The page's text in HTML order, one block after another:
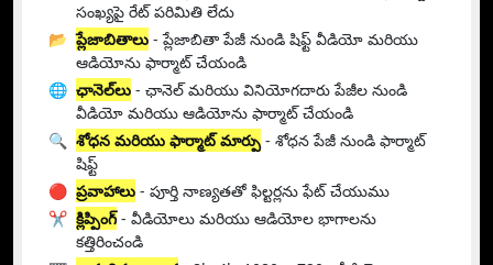
సంఖ్యపై రేట్ పరిమితి లేదు
📂 ప్లేజాబితాలు - ప్లేజాబితా పేజీ నుండి షిఫ్ట్ వీడియో మరియు
ఆడియోను ఫార్మాట్ చేయండి
🌐 ఛానెల్‌లు - ఛానెల్ మరియు వినియోగదారు పేజీల నుండి
వీడియో మరియు ఆడియోను ఫార్మాట్ చేయండి
🔍 శోధన మరియు ఫార్మాట్ మార్పు - శోధన పేజీ నుండి ఫార్మాట్
షిఫ్ట్
🔴 ప్రవాహాలు - పూర్తి నాణ్యతతో ఫిల్టర్లను ఫేట్ చేయుము
✂️ క్లిప్పింగ్- వీడియోలు మరియు ఆడియోల భాగాలను
కత్తిరించండి